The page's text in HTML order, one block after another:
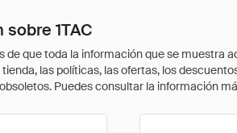
1TAC
de que toda la información que se muestra
las políticas, las ofertas, los
Puedes consultar la información